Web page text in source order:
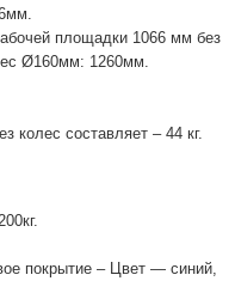
площадки 1066 мм без
Ø160мм: 1260мм.
колес составляет – 44 кг.
покрытие – Цвет — синий,